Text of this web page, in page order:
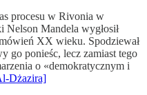
procesu w Rivonia w
Mandela wygłosił
XX wieku. Spodziewał
go ponieśc, lecz zamiast tego
o «demokratycznym i
Dżazira]